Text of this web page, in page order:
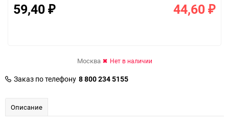
59,40 ₽ 44,60 ₽
Москва Нет в наличии
Заказ по телефону 8 800 234 5155
Описание